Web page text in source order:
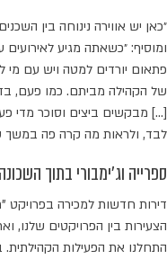
״כאן יש אווירה נינוחה בין
ומוסיף: ״כשאתה מגיע לאירועים
פתאום יורדים למטה ויש עם מי
של הקהילה מביתם. כמו פעם,
[…] מבקשים ביצים וסוכר מדי
לבד, ולראות מה קרה פה במשך
ספרייה וג'ימבורי בתוך השכונה
דירות חדשות למכירה
הצעירות בין הפרויקטים שלנו,
התחלנו את הפעילות הקהילתית.